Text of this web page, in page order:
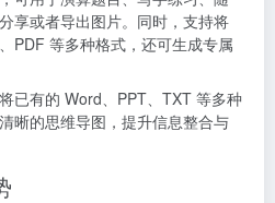
享或者导出图片。同时，支持将
PDF 等多种格式，还可生成专属
已有的 Word、PPT、TXT 等多种
晰的思维导图，提升信息整合与